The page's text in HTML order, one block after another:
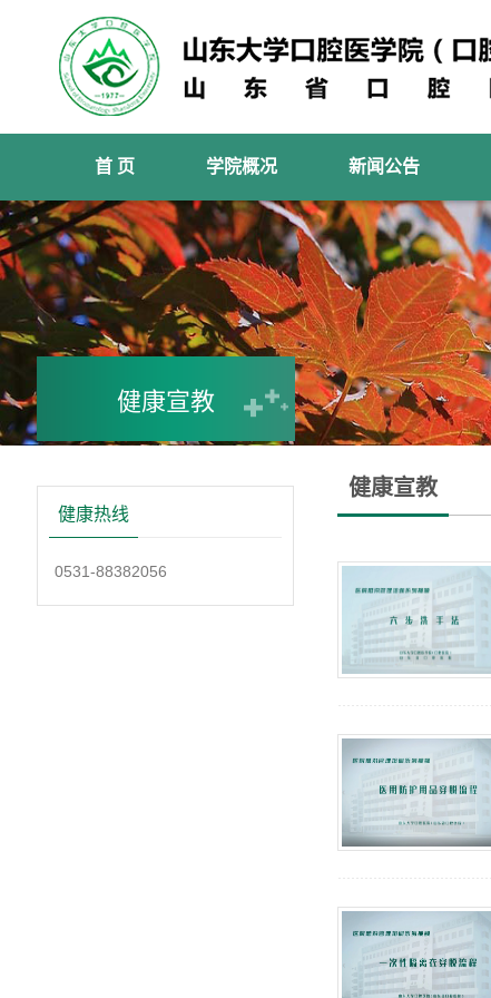
首 页 学院概况 新闻公告
健康宣教
健康热线
0531-88382056
健康宣教